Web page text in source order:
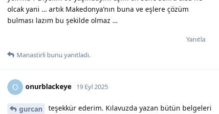
olcak yani … artık Makedonya’nın buna ve eşlere çözüm
bulması lazım bu şekilde olmaz …
Yanıtla
Manastirli bunu yanıtladı.
O onurblackeye 19 Eyl 2025
gurcan
teşekkür ederim. Kılavuzda yazan bütün belgeleri